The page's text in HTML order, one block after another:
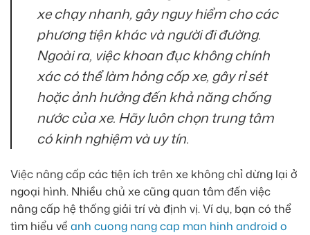
xe chạy nhanh, gây nguy hiểm cho các
phương tiện khác và người đi đường.
Ngoài ra, việc khoan đục không chính
xác có thể làm hỏng cốp xe, gây rỉ sét
hoặc ảnh hưởng đến khả năng chống
nước của xe. Hãy luôn chọn trung tâm
có kinh nghiệm và uy tín.
Việc nâng cấp các tiện ích trên xe không chỉ dừng lại ở
ngoại hình. Nhiều chủ xe cũng quan tâm đến việc
nâng cấp hệ thống giải trí và định vị. Ví dụ, bạn có thể
tìm hiểu về anh cuong nang cap man hinh android o